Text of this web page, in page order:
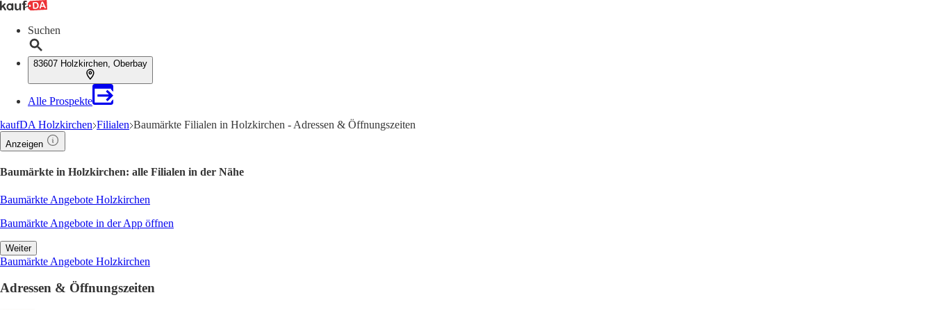
Suchen
83607 Holzkirchen, Oberbay
Alle Prospekte
kaufDA Holzkirchen Filialen Baumärkte Filialen in Holzkirchen - Adressen & Öffnungszeiten
Anzeigen
Baumärkte in Holzkirchen: alle Filialen in der Nähe
Baumärkte Angebote Holzkirchen
Baumärkte Angebote in der App öffnen
Weiter
Baumärkte Angebote Holzkirchen
Adressen & Öffnungszeiten